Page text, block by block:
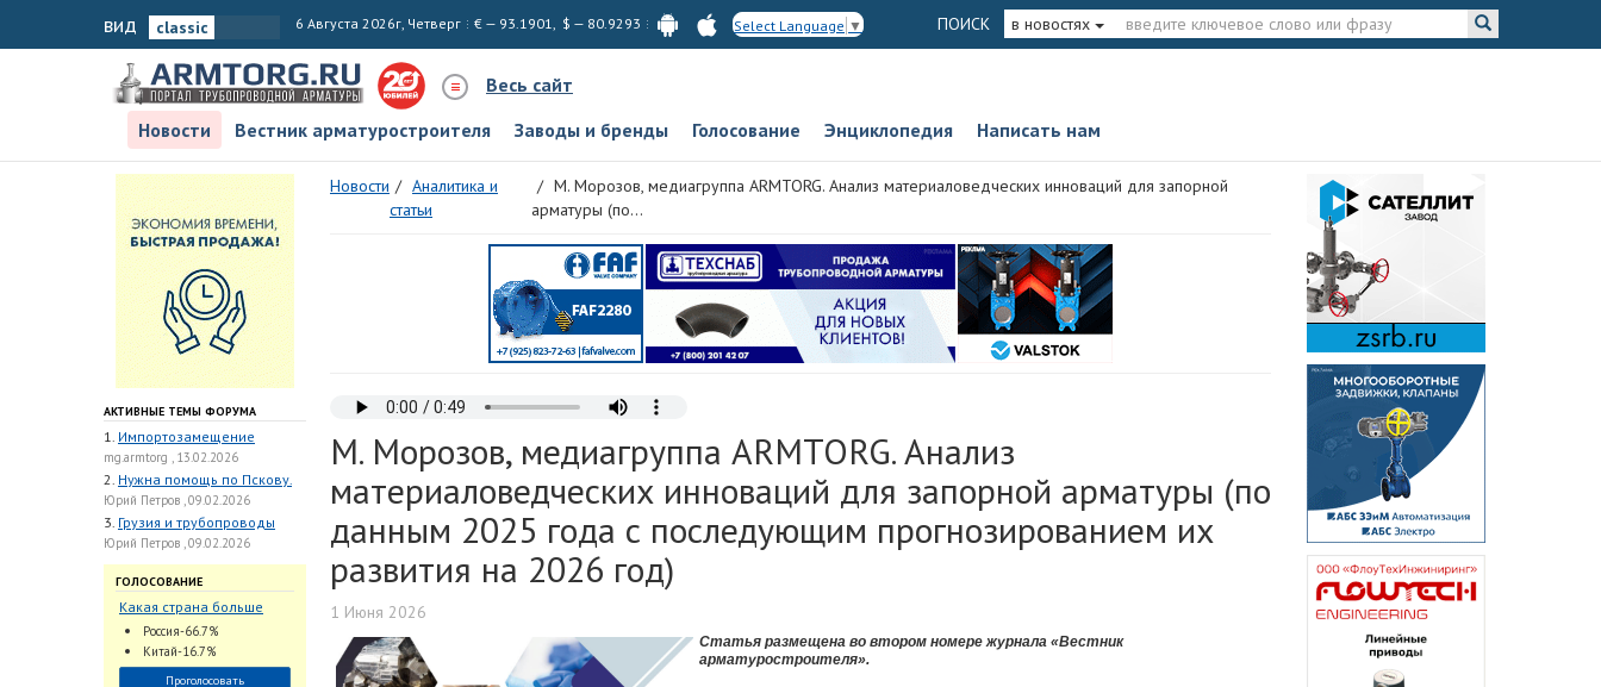
вид 6 Августа 2026г, Четверг € — 93.1901, $ — 80.9293 Select Language ▼ ПОИСК в новостях
Весь сайт
Новости
Вестник арматуростроителя Заводы и бренды Голосование Энциклопедия Написать нам
АКТИВНЫЕ ТЕМЫ ФОРУМА
1. Импортозамещение
mg.armtorg , 13.02.2026
2. Нужна помощь по Пскову.
Юрий Петров , 09.02.2026
3. Грузия и трубопроводы
Юрий Петров , 09.02.2026
ГОЛОСОВАНИЕ
Какая страна больше
всего поставляет
трубопроводную
арматуру в химическую
Россия-66.7%
Китай-16.7%
Проголосовать
Новости
Аналитика и
статьи
М. Морозов, медиагруппа ARMTORG. Анализ материаловедческих инноваций для запорной
арматуры (по...
М. Морозов, медиагруппа ARMTORG. Анализ
материаловедческих инноваций для запорной арматуры (по
данным 2025 года с последующим прогнозированием их
развития на 2026 год)
1 Июня 2026
Статья размещена во втором номере журнала «Вестник
арматуростроителя».